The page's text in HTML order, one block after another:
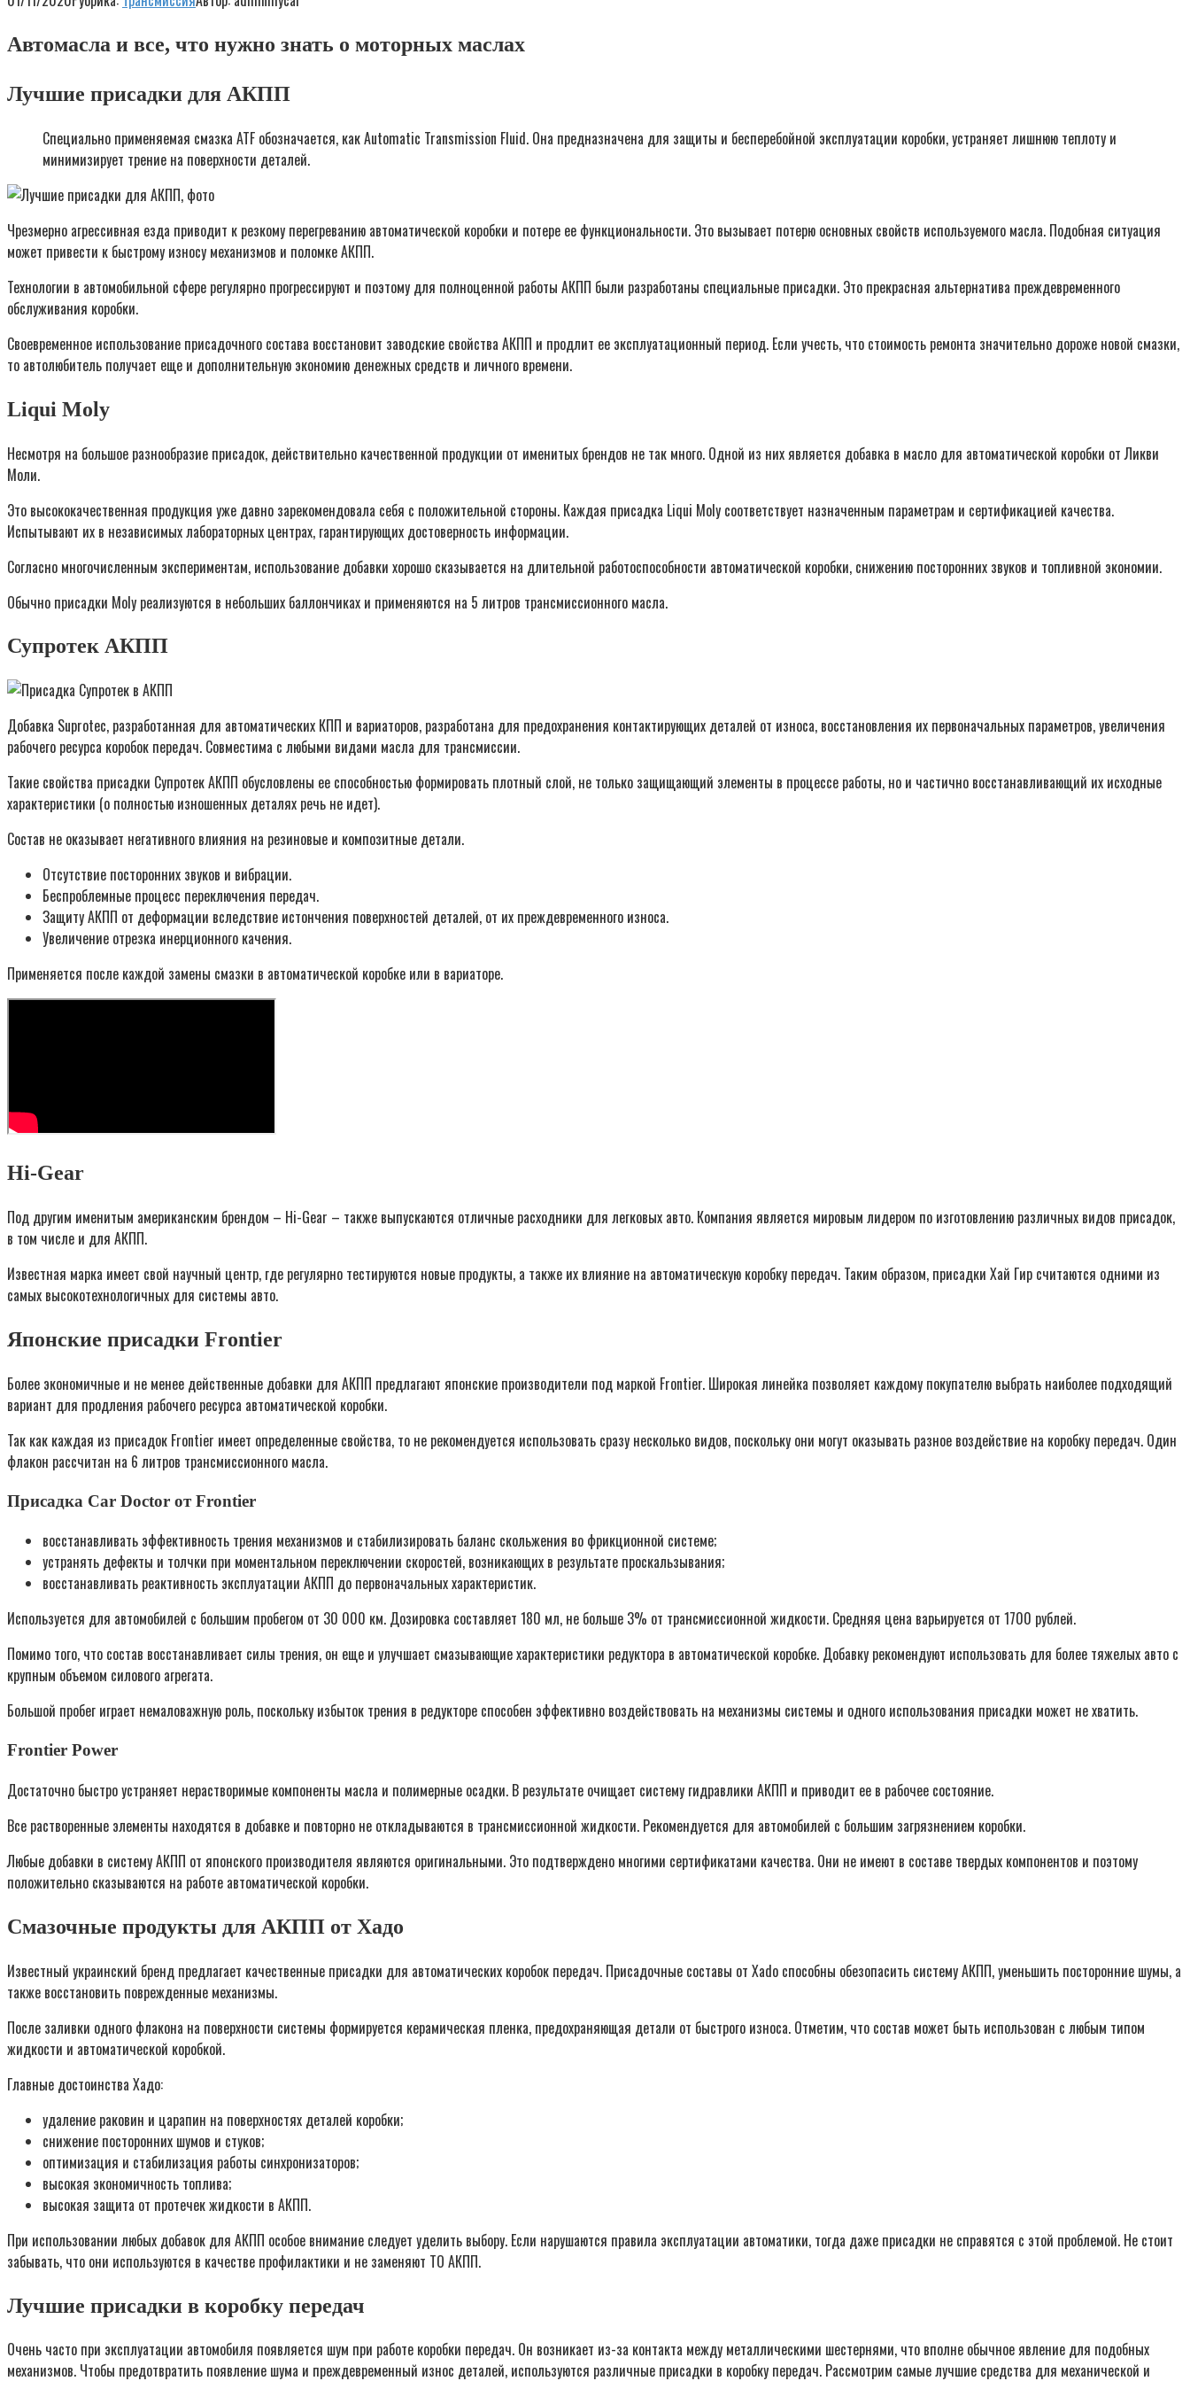
Автомасла и все, что нужно знать о моторных маслах
Лучшие присадки для АКПП
Специально применяемая смазка ATF обозначается, как Automatic Transmission Fluid. Она предназначена для защиты и бесперебойной эксплуатации коробки, устраняет лишнюю теплоту и
минимизирует трение на поверхности деталей.
Чрезмерно агрессивная езда приводит к резкому перегреванию автоматической коробки и потере ее функциональности. Это вызывает потерю основных свойств используемого масла. Подобная ситуация
может привести к быстрому износу механизмов и поломке АКПП.
Технологии в автомобильной сфере регулярно прогрессируют и поэтому для полноценной работы АКПП были разработаны специальные присадки. Это прекрасная альтернатива преждевременного
обслуживания коробки.
Своевременное использование присадочного состава восстановит заводские свойства АКПП и продлит ее эксплуатационный период. Если учесть, что стоимость ремонта значительно дороже новой смазки,
то автолюбитель получает еще и дополнительную экономию денежных средств и личного времени.
Liqui Moly
Несмотря на большое разнообразие присадок, действительно качественной продукции от именитых брендов не так много. Одной из них является добавка в масло для автоматической коробки от Ликви
Моли.
Это высококачественная продукция уже давно зарекомендовала себя с положительной стороны. Каждая присадка Liqui Moly соответствует назначенным параметрам и сертификацией качества.
Испытывают их в независимых лабораторных центрах, гарантирующих достоверность информации.
Согласно многочисленным экспериментам, использование добавки хорошо сказывается на длительной работоспособности автоматической коробки, снижению посторонних звуков и топливной экономии.
Обычно присадки Moly реализуются в небольших баллончиках и применяются на 5 литров трансмиссионного масла.
Супротек АКПП
Добавка Suprotec, разработанная для автоматических КПП и вариаторов, разработана для предохранения контактирующих деталей от износа, восстановления их первоначальных параметров, увеличения
рабочего ресурса коробок передач. Совместима с любыми видами масла для трансмиссии.
Такие свойства присадки Супротек АКПП обусловлены ее способностью формировать плотный слой, не только защищающий элементы в процессе работы, но и частично восстанавливающий их исходные
характеристики (о полностью изношенных деталях речь не идет).
Состав не оказывает негативного влияния на резиновые и композитные детали.
Отсутствие посторонних звуков и вибрации.
Беспроблемные процесс переключения передач.
Защиту АКПП от деформации вследствие истончения поверхностей деталей, от их преждевременного износа.
Увеличение отрезка инерционного качения.
Применяется после каждой замены смазки в автоматической коробке или в вариаторе.
Hi-Gear
Под другим именитым американским брендом – Hi-Gear – также выпускаются отличные расходники для легковых авто. Компания является мировым лидером по изготовлению различных видов присадок,
в том числе и для АКПП.
Известная марка имеет свой научный центр, где регулярно тестируются новые продукты, а также их влияние на автоматическую коробку передач. Таким образом, присадки Хай Гир считаются одними из
самых высокотехнологичных для системы авто.
Японские присадки Frontier
Более экономичные и не менее действенные добавки для АКПП предлагают японские производители под маркой Frontier. Широкая линейка позволяет каждому покупателю выбрать наиболее подходящий
вариант для продления рабочего ресурса автоматической коробки.
Так как каждая из присадок Frontier имеет определенные свойства, то не рекомендуется использовать сразу несколько видов, поскольку они могут оказывать разное воздействие на коробку передач. Один
флакон рассчитан на 6 литров трансмиссионного масла.
Присадка Car Doctor от Frontier
восстанавливать эффективность трения механизмов и стабилизировать баланс скольжения во фрикционной системе;
устранять дефекты и толчки при моментальном переключении скоростей, возникающих в результате проскальзывания;
восстанавливать реактивность эксплуатации АКПП до первоначальных характеристик.
Используется для автомобилей с большим пробегом от 30 000 км. Дозировка составляет 180 мл, не больше 3% от трансмиссионной жидкости. Средняя цена варьируется от 1700 рублей.
Помимо того, что состав восстанавливает силы трения, он еще и улучшает смазывающие характеристики редуктора в автоматической коробке. Добавку рекомендуют использовать для более тяжелых авто с
крупным объемом силового агрегата.
Большой пробег играет немаловажную роль, поскольку избыток трения в редукторе способен эффективно воздействовать на механизмы системы и одного использования присадки может не хватить.
Frontier Power
Достаточно быстро устраняет нерастворимые компоненты масла и полимерные осадки. В результате очищает систему гидравлики АКПП и приводит ее в рабочее состояние.
Все растворенные элементы находятся в добавке и повторно не откладываются в трансмиссионной жидкости. Рекомендуется для автомобилей с большим загрязнением коробки.
Любые добавки в систему АКПП от японского производителя являются оригинальными. Это подтверждено многими сертификатами качества. Они не имеют в составе твердых компонентов и поэтому
положительно сказываются на работе автоматической коробки.
Смазочные продукты для АКПП от Хадо
Известный украинский бренд предлагает качественные присадки для автоматических коробок передач. Присадочные составы от Xado способны обезопасить систему АКПП, уменьшить посторонние шумы, а
также восстановить поврежденные механизмы.
После заливки одного флакона на поверхности системы формируется керамическая пленка, предохраняющая детали от быстрого износа. Отметим, что состав может быть использован с любым типом
жидкости и автоматической коробкой.
Главные достоинства Хадо:
удаление раковин и царапин на поверхностях деталей коробки;
снижение посторонних шумов и стуков;
оптимизация и стабилизация работы синхронизаторов;
высокая экономичность топлива;
высокая защита от протечек жидкости в АКПП.
При использовании любых добавок для АКПП особое внимание следует уделить выбору. Если нарушаются правила эксплуатации автоматики, тогда даже присадки не справятся с этой проблемой. Не стоит
забывать, что они используются в качестве профилактики и не заменяют ТО АКПП.
Лучшие присадки в коробку передач
Очень часто при эксплуатации автомобиля появляется шум при работе коробки передач. Он возникает из-за контакта между металлическими шестернями, что вполне обычное явление для подобных
механизмов. Чтобы предотвратить появление шума и преждевременный износ деталей, используются различные присадки в коробку передач. Рассмотрим самые лучшие средства для механической и